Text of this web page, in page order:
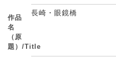
作品
名
（原
題）/Title
長崎・眼鏡橋